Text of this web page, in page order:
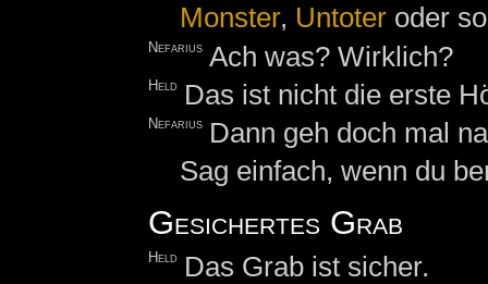
Monster, Untoteroder
Nefarius Ach was? Wirklich?
Held Das ist nicht die erste
Nefarius Dann geh doch mal
Sag einfach, wenn du
Gesichertes Grab
Held Das Grab ist sicher.